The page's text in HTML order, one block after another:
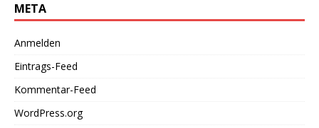
META
Anmelden
Eintrags-Feed
Kommentar-Feed
WordPress.org